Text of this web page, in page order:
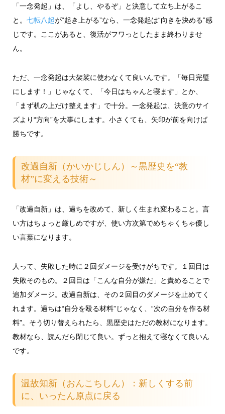
「一念発起」は、「よし、やるぞ」と決意して立ち上がるこ
と。 七転八起が“起き上がる”なら、一念発起は“向きを決める”感
じです。ここがあると、復活がフワっとしたまま終わりませ
ん。
ただ、一念発起は大袈裟に使わなくて良いんです。「毎日完璧
にします！」じゃなくて、「今日はちゃんと寝ます」とか、
「まず机の上だけ整えます」で十分。一念発起は、決意のサイ
ズより“方向”を大事にします。小さくても、矢印が前を向けば
勝ちです。
改過自新（かいかじしん）～黒歴史を“教
材”に変える技術～
「改過自新」は、過ちを改めて、新しく生まれ変わること。言
い方はちょっと厳しめですが、使い方次第でめちゃくちゃ優し
い言葉になります。
人って、失敗した時に２回ダメージを受けがちです。１回目は
失敗そのもの。２回目は「こんな自分が嫌だ」と責めることで
追加ダメージ。改過自新は、その２回目のダメージを止めてく
れます。過ちは“自分を殴る材料”じゃなく、“次の自分を作る材
料”。そう切り替えられたら、黒歴史はただの教材になります。
教材なら、読んだら閉じて良い。ずっと抱えて寝なくて良いん
です。
温故知新（おんこちしん）：新しくする前
に、いったん原点に戻る